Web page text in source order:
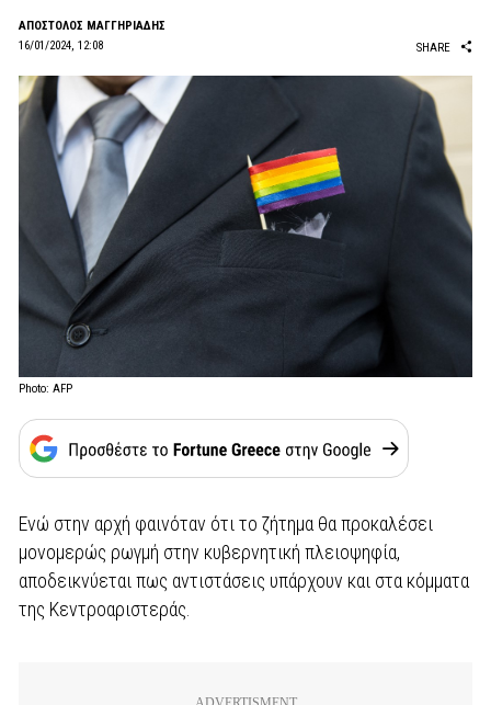
ΑΠΟΣΤΟΛΟΣ ΜΑΓΓΗΡΙΑΔΗΣ
16/01/2024, 12:08
SHARE
Photo: AFP
Ενώ στην αρχή φαινόταν ότι το ζήτημα θα προκαλέσει
μονομερώς ρωγμή στην κυβερνητική πλειοψηφία,
αποδεικνύεται πως αντιστάσεις υπάρχουν και στα κόμματα
της Κεντροαριστεράς.